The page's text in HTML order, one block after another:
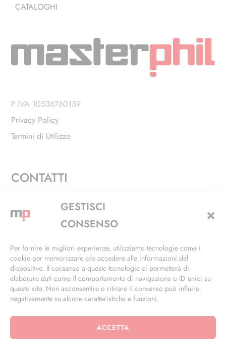
GESTISCI
CONSENSO
Per fornire le migliori esperienze, utilizziamo tecnologie come i
cookie per memorizzare e/o accedere alle informazioni del
dispositivo. Il consenso a queste tecnologie ci permetterà di
elaborare dati come il comportamento di navigazione o ID unici su
questo sito. Non acconsentire o ritirare il consenso può influire
negativamente su alcune caratteristiche e funzioni.
ACCETTA
CATALOGHI
P.IVA 10536760159
Privacy Policy
Termini di Utilizzo
CONTATTI
Via Alfieri, 27 - Trezzano Sul Naviglio (MI)
+39 02 4846 3155
info@masterphil.it